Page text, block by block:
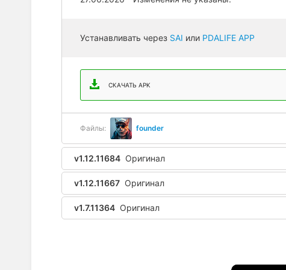
Устанавливать через SAI или PDALIFE APP
СКАЧАТЬ APK
Файлы: founder
v1.12.11684 Оригинал
v1.12.11667 Оригинал
v1.7.11364 Оригинал